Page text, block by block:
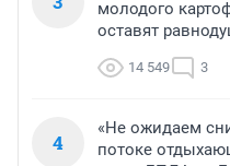
молодого
оставят
14 549 3
4
«Не ожидаем
потоке